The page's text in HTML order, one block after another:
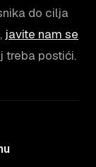
do cilja
javite nam se
treba postići.